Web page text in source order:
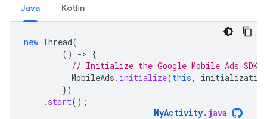
Java Kotlin
new Thread(
()
-> {
// Initialize the Google Mobile Ads SDK
MobileAds . initialize(this,
})
. start();
MyActivity. java